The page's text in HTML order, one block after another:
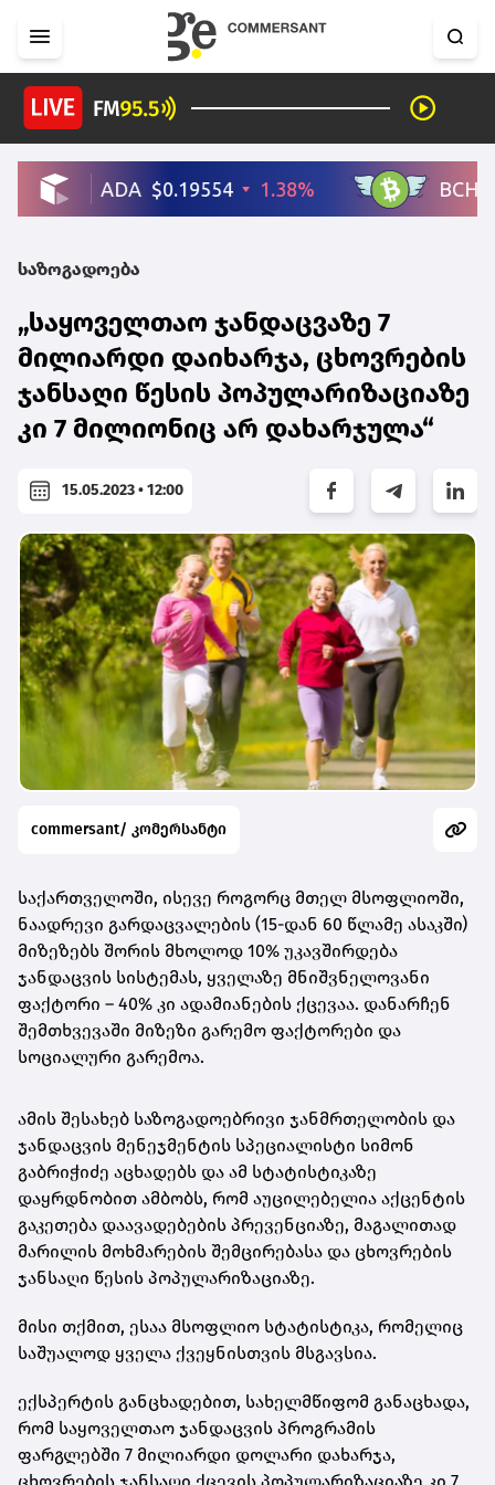
საზოგადოება
„საყოველთაო ჯანდაცვაზე 7
მილიარდი დაიხარჯა, ცხოვრების
ჯანსაღი წესის პოპულარიზაციაზე
კი 7 მილიონიც არ დახარჯულა“
15.05.2023 • 12:00
commersant/ კომერსანტი
საქართველოში, ისევე როგორც მთელ მსოფლიოში,
ნაადრევი გარდაცვალების (15-დან 60 წლამე ასაკში)
მიზეზებს შორის მხოლოდ 10% უკავშირდება
ჯანდაცვის სისტემას, ყველაზე მნიშვნელოვანი
ფაქტორი – 40% კი ადამიანების ქცევაა. დანარჩენ
შემთხვევაში მიზეზი გარემო ფაქტორები და
სოციალური გარემოა.
ამის შესახებ საზოგადოებრივი ჯანმრთელობის და
ჯანდაცვის მენეჯმენტის სპეციალისტი სიმონ
გაბრიჭიძე აცხადებს და ამ სტატისტიკაზე
დაყრდნობით ამბობს, რომ აუცილებელია აქცენტის
გაკეთება დაავადებების პრევენციაზე, მაგალითად
მარილის მოხმარების შემცირებასა და ცხოვრების
ჯანსაღი წესის პოპულარიზაციაზე.
მისი თქმით, ესაა მსოფლიო სტატისტიკა, რომელიც
საშუალოდ ყველა ქვეყნისთვის მსგავსია.
ექსპერტის განცხადებით, სახელმწიფომ განაცხადა,
რომ საყოველთაო ჯანდაცვის პროგრამის
ფარგლებში 7 მილიარდი დოლარი დახარჯა,